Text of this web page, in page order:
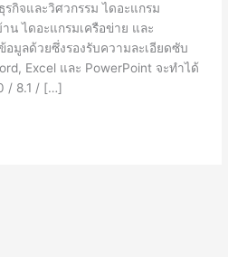
กิจและวิศวกรรม ไดอะแกรม
น ไดอะแกรมเครือข่าย และ
มูลด้วยซึ่งรองรับความละเอียดซับ
Excel และ PowerPoint จะทำได้
/ 8.1 / […]